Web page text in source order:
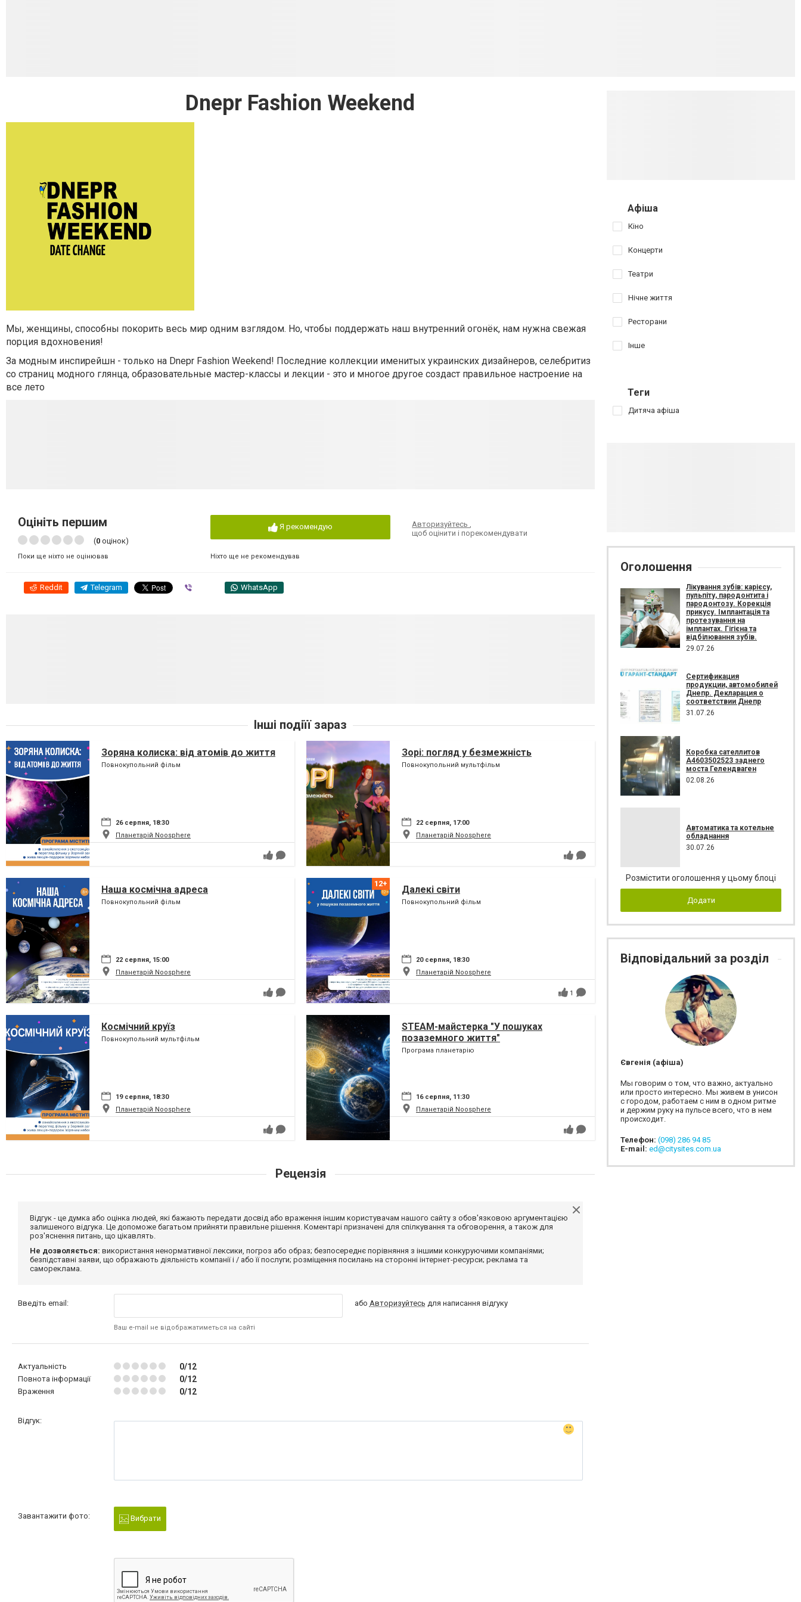
Dnepr Fashion Weekend
Мы, женщины, способны покорить весь мир одним взглядом. Но, чтобы поддержать наш внутренний огонёк, нам нужна свежая
порция вдохновения!
За модным инспирейшн - только на Dnepr Fashion Weekend! Последние коллекции именитых украинских дизайнеров, селебритиз
со страниц модного глянца, образовательные мастер-классы и лекции - это и многое другое создаст правильное настроение на
все лето
Оцініть першим
(0 оцінок)
Поки ще ніхто не оцінював
Я рекомендую
Ніхто ще не рекомендував
Авторизуйтесь
щоб оцінити і порекомендувати
Reddit Telegram WhatsApp
Інші подіїї зараз
Зоряна колиска: від атомів до життя
Повнокупольний фільм
26 серпня, 18:30
Планетарій Noosphere
Зорі: погляд у безмежність
Повнокупольний мультфільм
22 серпня, 17:00
Планетарій Noosphere
Наша космічна адреса
Повнокупольний фільм
22 серпня, 15:00
Планетарій Noosphere
Далекі світи
Повнокупольний фільм
20 серпня, 18:30
Планетарій Noosphere
1
Космічний круїз
Повнокупольний мультфільм
19 серпня, 18:30
Планетарій Noosphere
STEAM-майстерка "У пошуках
позаземного життя"
Програма планетарію
16 серпня, 11:30
Планетарій Noosphere
Рецензія
Відгук - це думка або оцінка людей, які бажають передати досвід або враження іншим користувачам нашого сайту з обов'язковою аргументацією
залишеного відгука. Це допоможе багатьом прийняти правильне рішення. Коментарі призначені для спілкування та обговорення, а також для
роз'яснення питань, що цікавлять.
Не дозволяється: використання ненормативної лексики, погроз або образ; безпосереднє порівняння з іншими конкуруючими компаніями;
безпідставні заяви, що ображають діяльність компанії і / або її послуги; розміщення посилань на сторонні інтернет-ресурси; реклама та
самореклама.
Введіть email:
Ваш e-mail не відображатиметься на сайті
або Авторизуйтесь для написання відгуку
Актуальність 0/12
Повнота інформації 0/12
Враження 0/12
Відгук:
Завантажити фото: Вибрати
Афіша
Кіно
Концерти
Театри
Нічне життя
Ресторани
Інше
Теги
Дитяча афіша
Оголошення
Лікування зубів: карієсу,
пульпіту, пародонтита і
пародонтозу. Корекція
прикусу. Імплантація та
протезування на
імплантах. Гігієна та
відбілювання зубів.
29.07.26
Сертификация
продукции, автомобилей
Днепр. Декларация о
соответствии Днепр
31.07.26
Коробка сателлитов
A4603502523 заднего
моста Гелендваген
02.08.26
Автоматика та котельне
обладнання
30.07.26
Розмістити оголошення у цьому блоці
Додати
Відповідальний за розділ
Євгенія (афіша)
Мы говорим о том, что важно, актуально
или просто интересно. Мы живем в унисон
с городом, работаем с ним в одном ритме
и держим руку на пульсе всего, что в нем
происходит.
Телефон: (098) 286 94 85
E-mail: ed@citysites.com.ua